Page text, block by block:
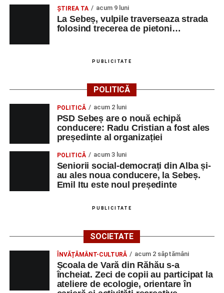
CALITATE
BELLA ARTE ADDA
MAROCHINER-
CONFECTIONER
COMANDA
5 0745580122
SERVICII SRL
NECALIFICAT LA
ASAMBLAREA,
MONTAREA
PIESELOR
SC SALV METAL
SRL
MASINIST LA
MASINI
SPECIALE DE
ASCHIERE
1
TRIMODA SRL VÂNZATOR 1
0755461400
ASISTENT
ELECTRICE IN
HIDROCENTRALE
„HIDROELECTRICA”
INGINER
CONSTRUCTII
HIDROTEHNICE
ŞTIREA TA acum 9 luni
La Sebeș, vulpile traverseaza strada
folosind trecerea de pietoni…
PUBLICITATE
POLITICĂ
POLITICĂ acum 2 luni
PSD Sebeș are o nouă echipă
conducere: Radu Cristian a fost ales
președinte al organizației
POLITICĂ acum 3 luni
Seniorii social-democrați din Alba și-
au ales noua conducere, la Sebeș.
Emil Itu este noul președinte
PUBLICITATE
SOCIETATE
ÎNVĂȚĂMÂNT-CULTURĂ acum 2 săptămâni
Școala de Vară din Răhău s-a
încheiat. Zeci de copii au participat la
ateliere de ecologie, orientare în